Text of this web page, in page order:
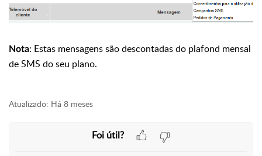
Nota: Estas mensagens são descontadas do plafond mensal
de SMS do seu plano.
Atualizado: Há 8 meses
Foi útil?